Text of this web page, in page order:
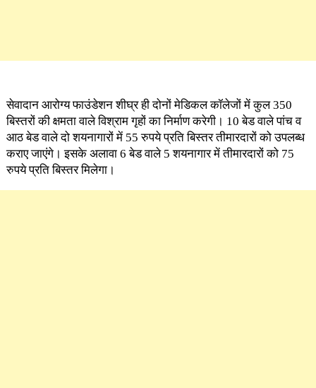
सेवादान आरोग्य फाउंडेशन शीघ्र ही दोनों मेडिकल कॉलेजों में कुल 350
बिस्तरों की क्षमता वाले विश्राम गृहों का निर्माण करेगी। 10 बेड वाले पांच व
आठ बेड वाले दो शयनागारों में 55 रुपये प्रति बिस्तर तीमारदारों को उपलब्ध
कराए जाएंगे। इसके अलावा 6 बेड वाले 5 शयनागार में तीमारदारों को 75
रुपये प्रति बिस्तर मिलेगा।